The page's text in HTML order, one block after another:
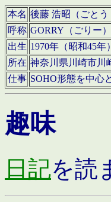
本名 後藤 浩昭（ごとう
呼称 GORRY（ごりー）
出生 1970年（昭和45年）
所在 神奈川県川崎市川
仕事 SOHO形態を中心
趣味
日記を読